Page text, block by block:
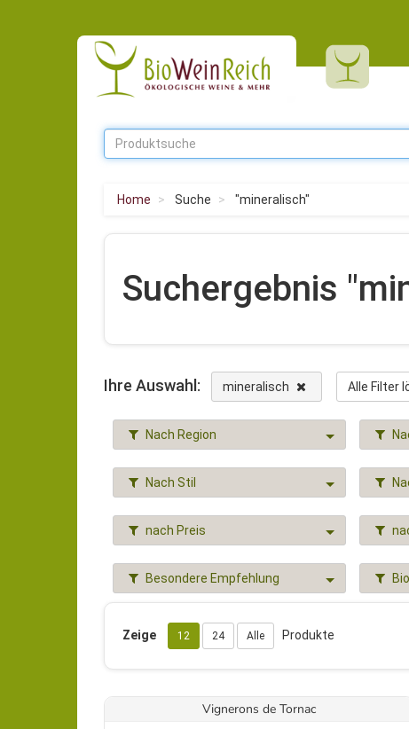
Home Suche "mineralisch"
Suchergebnis
Ihre Auswahl: mineralisch Alle Filter
Nach Region
Nach Stil
nach Preis
Besondere Empfehlung
Zeige 12 24 Alle Produkte
Vignerons de Tornac